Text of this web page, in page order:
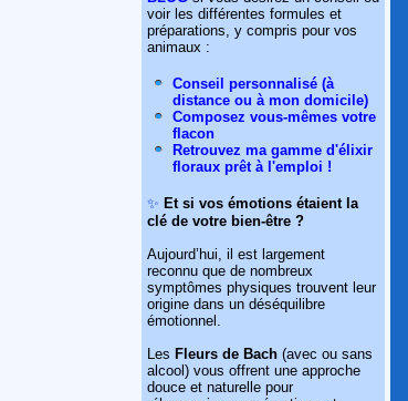
voir les différentes formules et
préparations, y compris pour vos
animaux :
Conseil personnalisé (à
distance ou à mon domicile)
Composez vous-mêmes votre
flacon
Retrouvez ma gamme d'élixir
floraux prêt à l'emploi !
✨ Et si vos émotions étaient la
clé de votre bien-être ?
Aujourd’hui, il est largement
reconnu que de nombreux
symptômes physiques trouvent leur
origine dans un déséquilibre
émotionnel.
Les Fleurs de Bach (avec ou sans
alcool) vous offrent une approche
douce et naturelle pour